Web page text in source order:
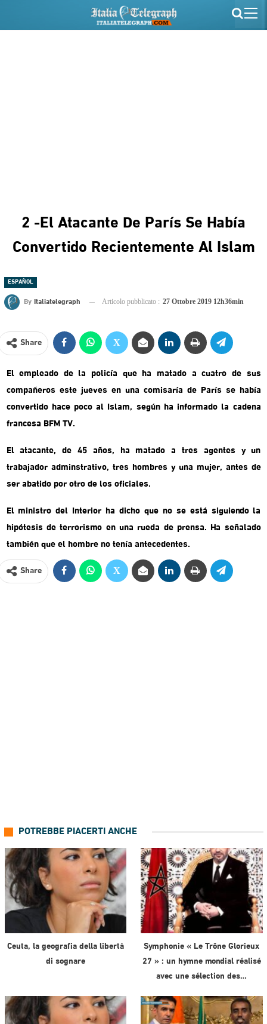
2 -El Atacante De París Se Había
Convertido Recientemente Al Islam
ESPAÑOL
By Italiatelegraph Articolo pubblicato : 27 Ottobre 2019 12h36min
Share
El empleado de la policía que ha matado a cuatro de sus
compañeros este jueves en una comisaría de París se había
convertido hace poco al Islam, según ha informado la cadena
francesa BFM TV.
El atacante, de 45 años, ha matado a tres agentes y un
trabajador adminstrativo, tres hombres y una mujer, antes de
ser abatido por otro de los oficiales.
El ministro del Interior ha dicho que no se está siguiendo la
hipótesis de terrorismo en una rueda de prensa. Ha señalado
también que el hombre no tenía antecedentes.
Share
POTREBBE PIACERTI ANCHE
Ceuta, la geografia della libertà
di sognare
Symphonie « Le Trône Glorieux
27 » : un hymne mondial réalisé
avec une sélection des…